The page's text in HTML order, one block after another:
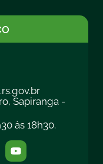
Sapiranga -
às 18h30.